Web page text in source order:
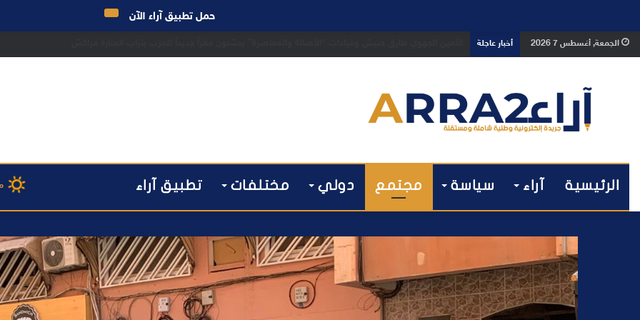
الجمعة, أغسطس 7 2026 أخبار عاجلة
الرئيسية آراء سياسة مجتمع دولي مختلفات تطبيق آراء
حمل تطبيق آراء الآن